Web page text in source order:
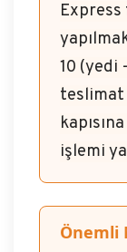
Express
10 (yedi
teslimat
işlemi
Önemli